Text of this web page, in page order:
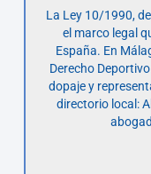
La Ley 10/1990,
el marco legal
España. En
Derecho
dopaje y
directorio local: